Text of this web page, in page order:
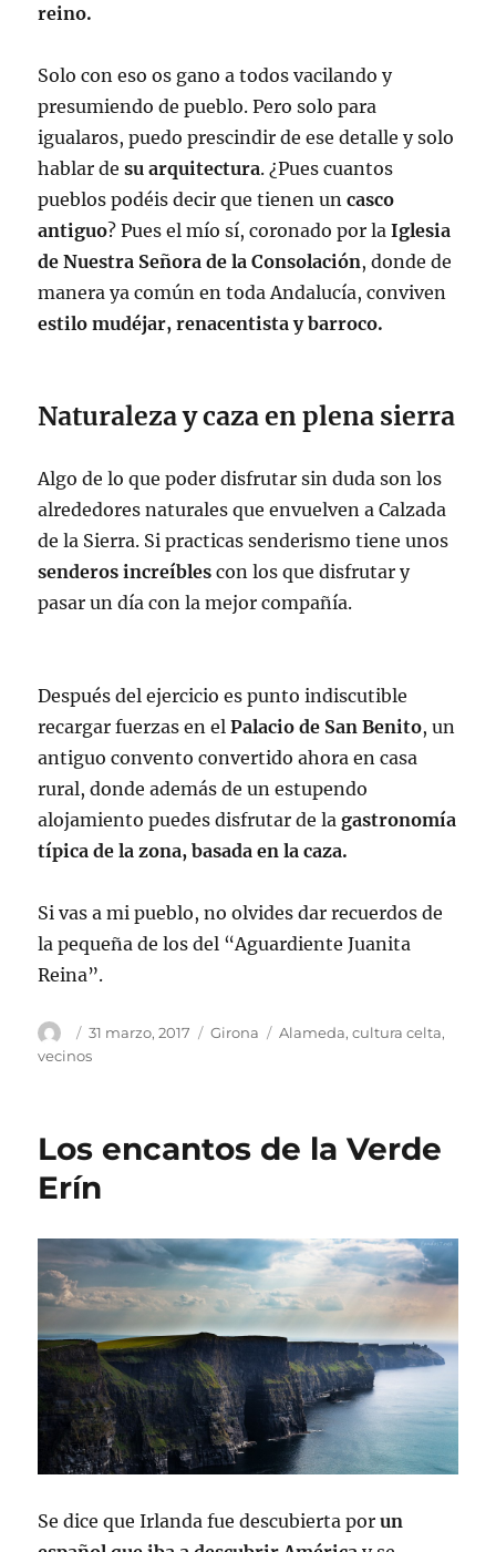
reino.
Solo con eso os gano a todos vacilando y
presumiendo de pueblo. Pero solo para
igualaros, puedo prescindir de ese detalle y solo
hablar desu arquitectura. ¿Pues cuantos
pueblos podéis decir que tienen uncasco
antiguo? Pues el mío sí, coronado por la Iglesia
de Nuestra Señora de la Consolación, donde de
manera ya común en toda Andalucía, conviven
estilo mudéjar, renacentista y barroco.
Naturaleza y caza en plena sierra
Algo de lo que poder disfrutar sin duda son los
alrededores naturales que envuelven a Calzada
de la Sierra. Si practicas senderismo tiene unos
senderos increíblescon los que disfrutar y
pasar un día con la mejor compañía.
Después del ejercicio es punto indiscutible
recargar fuerzas en elPalacio de San Benito, un
antiguo convento convertido ahora en casa
rural, donde además de un estupendo
alojamiento puedes disfrutar de lagastronomía
típica de la zona, basada en la caza.
Si vas a mi pueblo, no olvides dar recuerdos de
la pequeña de los del “Aguardiente Juanita
Reina”.
Autor
Publicado
el
31 marzo, 2017 Categorías
Girona Etiquetas
Alameda,cultura celta,
vecinos
Los encantos de la Verde
Erín
Se dice que Irlanda fue descubierta porun